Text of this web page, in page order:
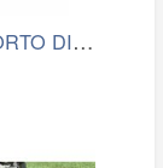
Sada truhlíků ORTO DI BAMA TR